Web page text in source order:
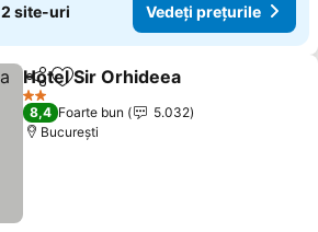
2 site-uri Vedeți prețurile
DistribuițiAdăugaţi la favorite
Hotel Sir Orhideea
2 Stele
8,4 Foarte bun
5.032
București